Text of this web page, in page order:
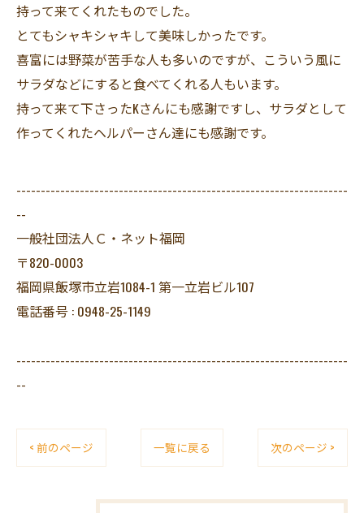
持って来てくれたものでした。
とてもシャキシャキして美味しかったです。
喜富には野菜が苦手な人も多いのですが、こういう風に
サラダなどにすると食べてくれる人もいます。
持って来て下さったKさんにも感謝ですし、サラダとして
作ってくれたヘルパーさん達にも感謝です。
--------------------------------------------------------------------
--
一般社団法人Ｃ・ネット福岡
〒820-0003
福岡県飯塚市立岩1084-1 第一立岩ビル107
電話番号 : 0948-25-1149
--------------------------------------------------------------------
--
< 前のページ 一覧に戻る 次のページ >